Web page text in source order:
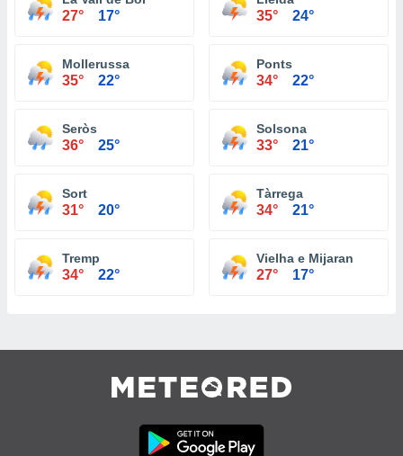
27° 17° 35° 24°
Mollerussa
35° 22°
Ponts
34° 22°
Seròs
36° 25°
Solsona
33° 21°
Sort
31° 20°
Tàrrega
34° 21°
Tremp
34° 22°
Vielha e Mijaran
27° 17°